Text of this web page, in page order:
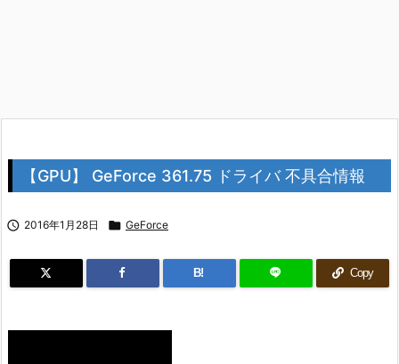
【GPU】 GeForce 361.75 ドライバ 不具合情報
 2016年1月28日  GeForce
B! Copy